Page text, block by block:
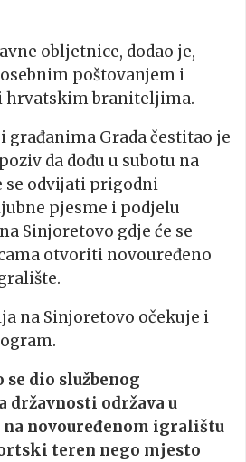
obljetnice, dodao je,
poštovanjem i
hrvatskim braniteljima.
građanima Grada čestitao je
da dođu u subotu na
se odvijati prigodni
pjesme i podjelu
Sinjoretovo gdje će se
otvoriti novouređeno
na Sinjoretovo očekuje i
se dio službenog
državnosti održava u
novouređenom igralištu
teren nego mjesto